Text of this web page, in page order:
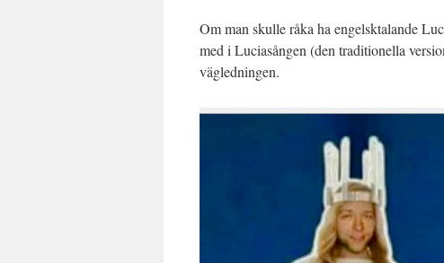
Om man skulle råka ha engelsktalande
med i Luciasången (den traditionella
vägledningen.